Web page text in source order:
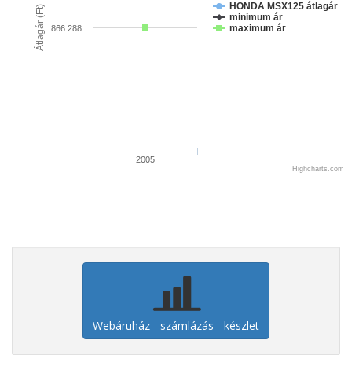
Átlagár (Ft)
HONDA MSX125 átlagár
minimum ár
maximum ár
2005
866 288
Highcharts.com
Webáruház - számlázás - készlet